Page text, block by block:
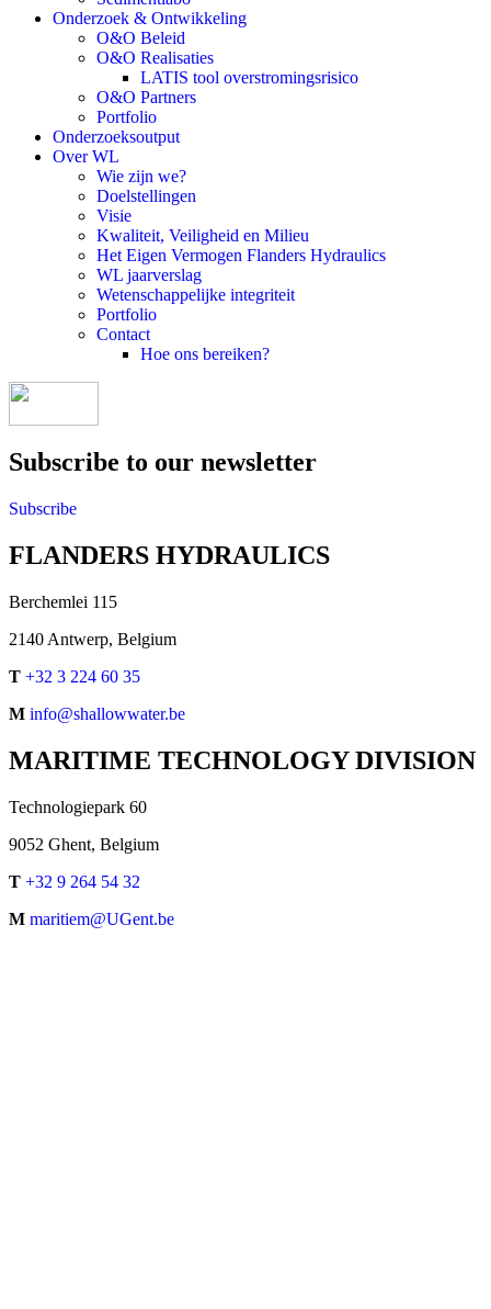
Onderzoek & Ontwikkeling
O&O Beleid
O&O Realisaties
LATIS tool overstromingsrisico
O&O Partners
Portfolio
Onderzoeksoutput
Over WL
Wie zijn we?
Doelstellingen
Visie
Kwaliteit, Veiligheid en Milieu
Het Eigen Vermogen Flanders Hydraulics
WL jaarverslag
Wetenschappelijke integriteit
Portfolio
Contact
Hoe ons bereiken?
Subscribe to our newsletter
Subscribe
FLANDERS HYDRAULICS
Berchemlei 115
2140 Antwerp, Belgium
T +32 3 224 60 35
M info@shallowwater.be
MARITIME TECHNOLOGY DIVISION
Technologiepark 60
9052 Ghent, Belgium
T +32 9 264 54 32
M maritiem@UGent.be